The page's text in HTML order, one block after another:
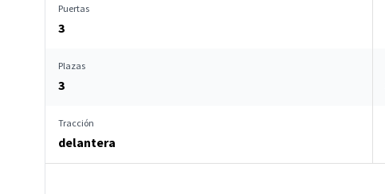
Puertas
3
Plazas
3
Tracción
delantera